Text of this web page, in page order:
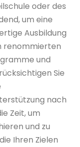
oder des
um eine
Ausbildung
renommierten
und
Sie
nach
Zeit, um
und zu
Ihren Zielen